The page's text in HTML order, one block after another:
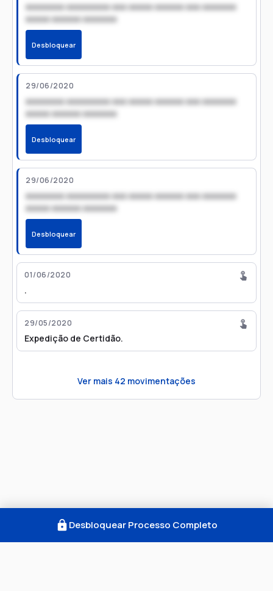
xxxxxxxx xxxxxxxxx xxx xxxxx xxxxxx xxx xxxxxxx
xxxxx xxxxxx xxxxxxx
Desbloquear
29/06/2020
xxxxxxxx xxxxxxxxx xxx xxxxx xxxxxx xxx xxxxxxx
xxxxx xxxxxx xxxxxxx
Desbloquear
29/06/2020
xxxxxxxx xxxxxxxxx xxx xxxxx xxxxxx xxx xxxxxxx
xxxxx xxxxxx xxxxxxx
Desbloquear
01/06/2020
.
29/05/2020
Expedição de Certidão.
Ver mais 42 movimentações
Desbloquear Processo Completo